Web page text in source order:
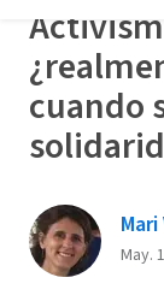
cuando
May.